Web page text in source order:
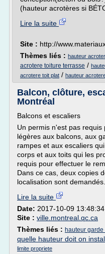
(hauteur acrotères si
Lire la suite
Site : http://
Thèmes liés : hauteur
acrotere toiture terrasse /
acrotere toit plat / hauteur
Balcon, clôture,
Montréal
Balcons et escaliers
Un permis n'est pas
légères aux balcons, aux
rampes et aux escaliers
corps et aux toits qui les
requis pour effectuer le
Dans ce cas, deux copies
localisation sont
Lire la suite
Date: 2017-10-09 13:48:34
Site : ville.montreal.qc.ca
Thèmes liés : hauteur
quelle hauteur doit on
limite propriete